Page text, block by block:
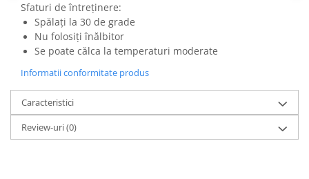
Sfaturi de întreținere:
Spălați la 30 de grade
Nu folosiți înălbitor
Se poate călca la temperaturi moderate
Informatii conformitate produs
Caracteristici
Review-uri(0)